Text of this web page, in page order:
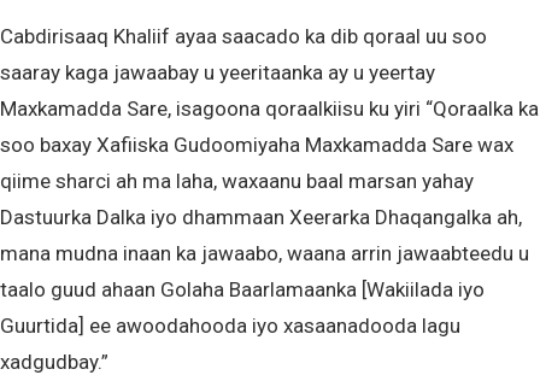
Cabdirisaaq Khaliif ayaa saacado ka dib qoraal uu soo
saaray kaga jawaabay u yeeritaanka ay u yeertay
Maxkamadda Sare, isagoona qoraalkiisu ku yiri “Qoraalka ka
soo baxay Xafiiska Gudoomiyaha Maxkamadda Sare wax
qiime sharci ah ma laha, waxaanu baal marsan yahay
Dastuurka Dalka iyo dhammaan Xeerarka Dhaqangalka ah,
mana mudna inaan ka jawaabo, waana arrin jawaabteedu u
taalo guud ahaan Golaha Baarlamaanka [Wakiilada iyo
Guurtida] ee awoodahooda iyo xasaanadooda lagu
xadgudbay.”